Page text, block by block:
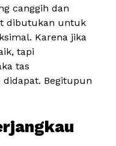
canggih dan
dibutukan untuk
Karena jika
tapi
tas
Begitupun